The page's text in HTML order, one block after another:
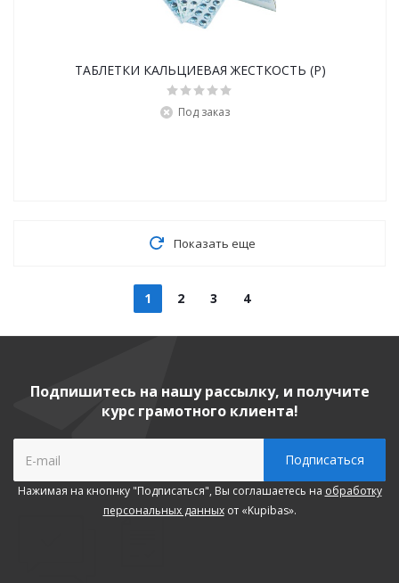
ТАБЛЕТКИ КАЛЬЦИЕВАЯ ЖЕСТКОСТЬ (Р)
Под заказ
Показать еще
1 2 3 4
Подпишитесь на нашу рассылку, и получите
курс грамотного клиента!
Нажимая на кнопнку "Подписаться", Вы соглашаетесь на обработку
персональных данныхот «Kupibas».